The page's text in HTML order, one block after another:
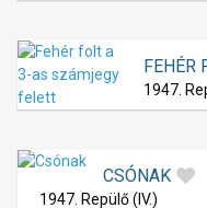
FEHÉR
1947.
CSÓNAK
1947. Repülő (IV.)